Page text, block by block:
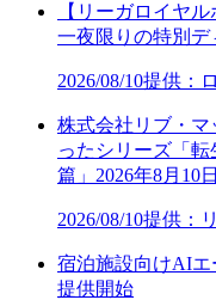
【リーガロイヤ
一夜限りの特別デ
2026/08/10提供：
株式会社リブ・
ったシリーズ「
篇」2026年8月10
2026/08/10提供：
宿泊施設向けAIエ
提供開始